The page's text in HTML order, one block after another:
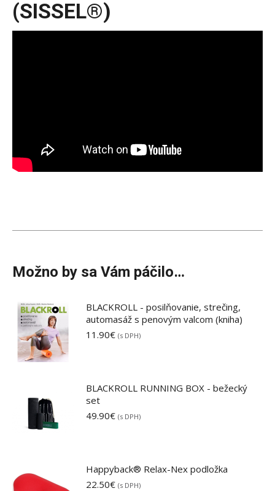
(SISSEL®)
Možno by sa Vám páčilo…
BLACKROLL - posilňovanie, strečing,
automasáž s penovým valcom (kniha)
11.90€ (s DPH)
BLACKROLL RUNNING BOX - bežecký
set
49.90€ (s DPH)
Happyback® Relax-Nex podložka
22.50€ (s DPH)